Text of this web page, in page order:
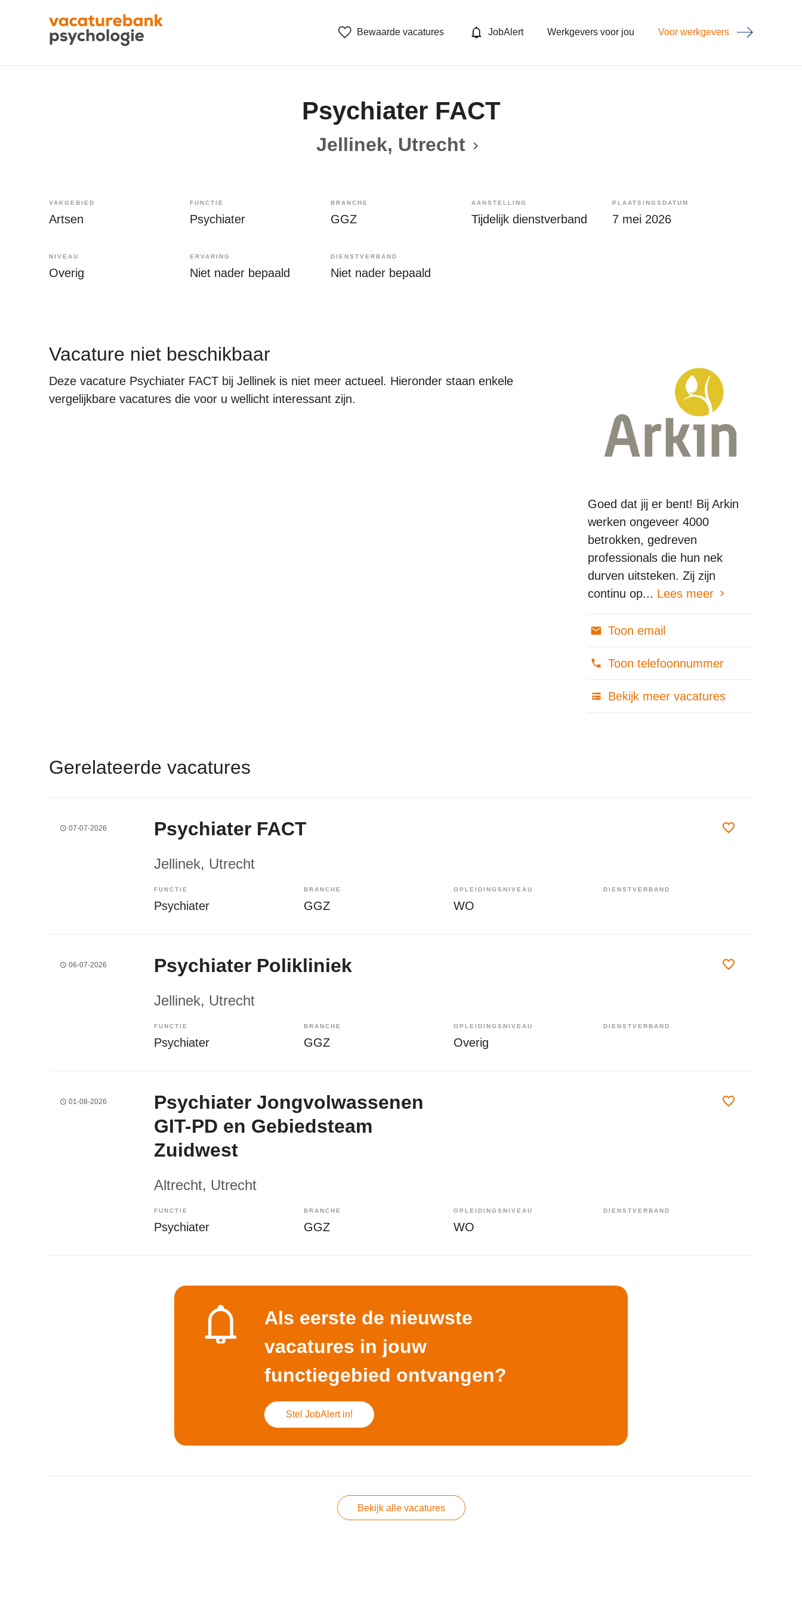
Bewaarde vacatures JobAlert Werkgevers voor jou Voor werkgevers
Psychiater FACT
Jellinek, Utrecht
VAKGEBIED
Artsen
FUNCTIE
Psychiater
BRANCHE
GGZ
AANSTELLING
Tijdelijk dienstverband
PLAATSINGSDATUM
7 mei 2026
NIVEAU
Overig
ERVARING
Niet nader bepaald
DIENSTVERBAND
Niet nader bepaald
Vacature niet beschikbaar
Deze vacature Psychiater FACT bij Jellinek is niet meer actueel. Hieronder staan enkele
vergelijkbare vacatures die voor u wellicht interessant zijn.
Goed dat jij er bent! Bij Arkin
werken ongeveer 4000
betrokken, gedreven
professionals die hun nek
durven uitsteken. Zij zijn
continu op... Lees meer
Toon email
Toon telefoonnummer
Bekijk meer vacatures
Gerelateerde vacatures
07-07-2026 Psychiater FACT
Jellinek, Utrecht
FUNCTIE
Psychiater
BRANCHE
GGZ
OPLEIDINGSNIVEAU
WO
DIENSTVERBAND
06-07-2026 Psychiater Polikliniek
Jellinek, Utrecht
FUNCTIE
Psychiater
BRANCHE
GGZ
OPLEIDINGSNIVEAU
Overig
DIENSTVERBAND
01-08-2026
Psychiater Jongvolwassenen
GIT-PD en Gebiedsteam
Zuidwest
Altrecht, Utrecht
FUNCTIE
Psychiater
BRANCHE
GGZ
OPLEIDINGSNIVEAU
WO
DIENSTVERBAND
Als eerste de nieuwste
vacatures in jouw
functiegebied ontvangen?
Stel JobAlert in!
Bekijk alle vacatures